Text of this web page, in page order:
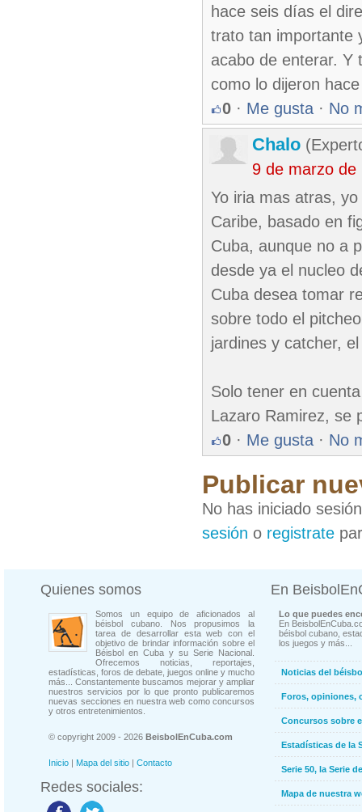
hace seis días el
trato tan importante
acabo de enterar. Y
como lo dijeron
0 · Me gusta · No
Chalo
9 de marzo de
Yo iria mas atras,
Caribe, basado en
Cuba, aunque no a
desde ya el nucleo
Cuba desea tomar
sobre todo el
jardines y catcher,
Solo tener en
Lazaro Ramirez, se
0 · Me gusta · No
Publicar
No has iniciado
sesión o registrate
Quienes somos
Somos un equipo de aficionados al
béisbol cubano. Nos propusimos la
tarea de desarrollar esta web con el
objetivo de brindar información sobre el
Béisbol en Cuba y su Serie Nacional.
Ofrecemos noticias, reportajes,
estadísticas, foros de debate, juegos online y mucho
más... Constantemente buscamos mejorar y ampliar
nuestros servicios por lo que pronto publicaremos
nuevas secciones en nuestra web como concursos
y otros entretenimientos.
© copyright 2009 - 2026 BeisbolEnCuba.com
Inicio | Mapa del sitio | Contacto
Redes sociales:
En
Lo que puedes
En
béisbol cubano,
los juegos y más...
Noticias del
Foros, opiniones,
Concursos sobre
Estadísticas de la
Serie 50, la Serie
Mapa de nuestra